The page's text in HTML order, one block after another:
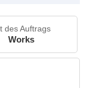
des Auftrags
Works